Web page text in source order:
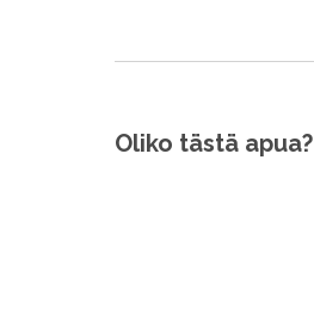
Oliko tästä apua?